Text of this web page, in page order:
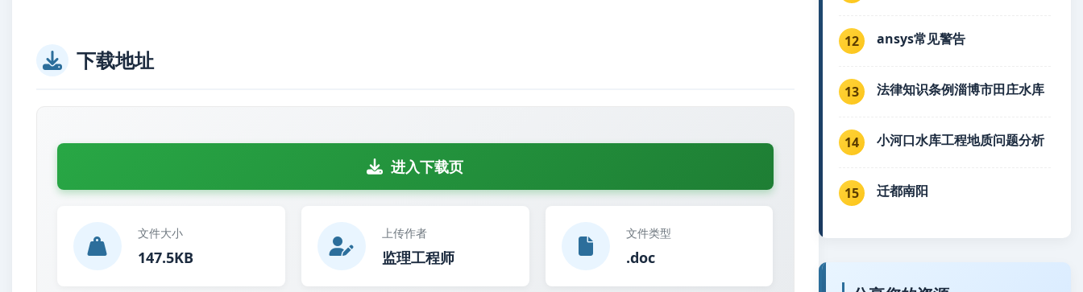
下载地址
进入下载页
文件大小
147.5KB
上传作者
监理工程师
文件类型
.doc
12 ansys常见警告
13 法律知识条例淄博市田庄水库
14 小河口水库工程地质问题分析
15 迁都南阳